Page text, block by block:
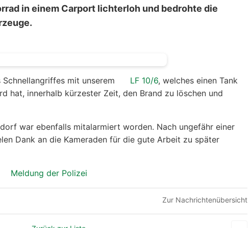
in einem Carport lichterloh und bedrohte die
mit unserem LF 10/6, welches einen Tank
hat, innerhalb kürzester Zeit, den Brand zu löschen und
war ebenfalls mitalarmiert worden. Nach ungefähr einer
Dank an die Kameraden für die gute Arbeit zu später
Meldung der Polizei
Zur Nachrichtenübersicht